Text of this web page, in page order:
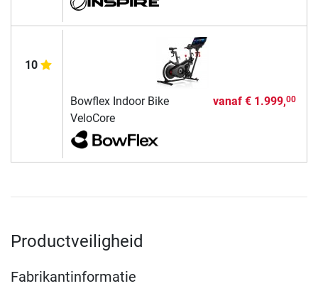
10
Bowflex Indoor Bike
VeloCore
vanaf € 1.999,00
Productveiligheid
Fabrikantinformatie